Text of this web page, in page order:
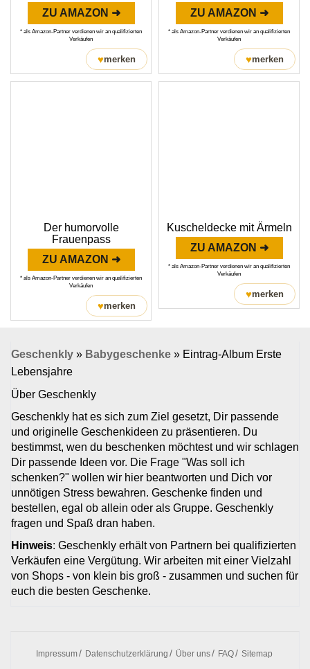
ZU AMAZON ➜
* als Amazon-Partner verdienen wir an qualifizierten
Verkäufen
♥merken
ZU AMAZON ➜
* als Amazon-Partner verdienen wir an qualifizierten
Verkäufen
♥merken
Der humorvolle
Frauenpass
ZU AMAZON ➜
* als Amazon-Partner verdienen wir an qualifizierten
Verkäufen
♥merken
Kuscheldecke mit Ärmeln
ZU AMAZON ➜
* als Amazon-Partner verdienen wir an qualifizierten
Verkäufen
♥merken
Geschenkly » Babygeschenke » Eintrag-Album Erste
Lebensjahre
Über Geschenkly
Geschenkly hat es sich zum Ziel gesetzt, Dir passende
und originelle Geschenkideen zu präsentieren. Du
bestimmst, wen du beschenken möchtest und wir schlagen
Dir passende Ideen vor. Die Frage "Was soll ich
schenken?" wollen wir hier beantworten und Dich vor
unnötigen Stress bewahren. Geschenke finden und
bestellen, egal ob allein oder als Gruppe. Geschenkly
fragen und Spaß dran haben.
Hinweis: Geschenkly erhält von Partnern bei qualifizierten
Verkäufen eine Vergütung. Wir arbeiten mit einer Vielzahl
von Shops - von klein bis groß - zusammen und suchen für
euch die besten Geschenke.
Impressum Datenschutzerklärung Über uns FAQ Sitemap